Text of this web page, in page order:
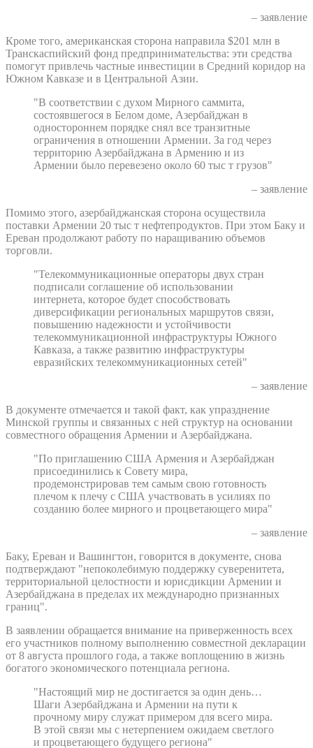
– заявление
Кроме того, американская сторона направила $201 млн в
Транскаспийский фонд предпринимательства: эти средства
помогут привлечь частные инвестиции в Средний коридор на
Южном Кавказе и в Центральной Азии.
"В соответствии с духом Мирного саммита,
состоявшегося в Белом доме, Азербайджан в
одностороннем порядке снял все транзитные
ограничения в отношении Армении. За год через
территорию Азербайджана в Армению и из
Армении было перевезено около 60 тыс т грузов"
– заявление
Помимо этого, азербайджанская сторона осуществила
поставки Армении 20 тыс т нефтепродуктов. При этом Баку и
Ереван продолжают работу по наращиванию объемов
торговли.
"Телекоммуникационные операторы двух стран
подписали соглашение об использовании
интернета, которое будет способствовать
диверсификации региональных маршрутов связи,
повышению надежности и устойчивости
телекоммуникационной инфраструктуры Южного
Кавказа, а также развитию инфраструктуры
евразийских телекоммуникационных сетей"
– заявление
В документе отмечается и такой факт, как упразднение
Минской группы и связанных с ней структур на основании
совместного обращения Армении и Азербайджана.
"По приглашению США Армения и Азербайджан
присоединились к Совету мира,
продемонстрировав тем самым свою готовность
плечом к плечу с США участвовать в усилиях по
созданию более мирного и процветающего мира"
– заявление
Баку, Ереван и Вашингтон, говорится в документе, снова
подтверждают "непоколебимую поддержку суверенитета,
территориальной целостности и юрисдикции Армении и
Азербайджана в пределах их международно признанных
границ".
В заявлении обращается внимание на приверженность всех
его участников полному выполнению совместной декларации
от 8 августа прошлого года, а также воплощению в жизнь
богатого экономического потенциала региона.
"Настоящий мир не достигается за один день…
Шаги Азербайджана и Армении на пути к
прочному миру служат примером для всего мира.
В этой связи мы с нетерпением ожидаем светлого
и процветающего будущего региона"